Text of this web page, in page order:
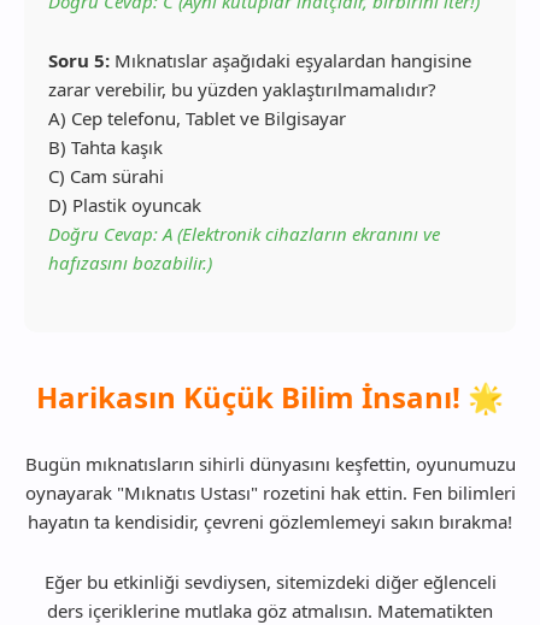
Soru 5: Mıknatıslar aşağıdaki eşyalardan hangisine
zarar verebilir, bu yüzden yaklaştırılmamalıdır?
A) Cep telefonu, Tablet ve Bilgisayar
B) Tahta kaşık
C) Cam sürahi
D) Plastik oyuncak
Doğru Cevap: A (Elektronik cihazların ekranını ve
hafızasını bozabilir.)
Harikasın Küçük Bilim İnsanı! 🌟
Bugün mıknatısların sihirli dünyasını keşfettin, oyunumuzu
oynayarak "Mıknatıs Ustası" rozetini hak ettin. Fen bilimleri
hayatın ta kendisidir, çevreni gözlemlemeyi sakın bırakma!
Eğer bu etkinliği sevdiysen, sitemizdeki diğer eğlenceli
ders içeriklerine mutlaka göz atmalısın. Matematikten